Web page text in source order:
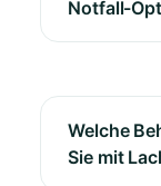
Notfall-
Welche
Sie mit